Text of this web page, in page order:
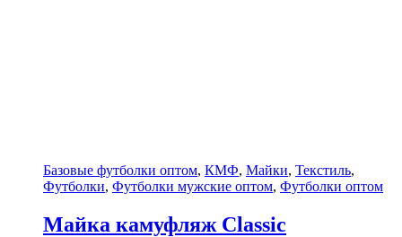
Базовые футболки оптом, КМФ, Майки, Текстиль,
Футболки, Футболки мужские оптом, Футболки оптом
Майка камуфляж Classic